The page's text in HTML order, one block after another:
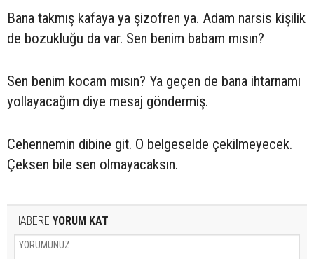
Bana takmış kafaya ya şizofren ya. Adam narsis kişilik
de bozukluğu da var. Sen benim babam mısın?
Sen benim kocam mısın? Ya geçen de bana ihtarnamı
yollayacağım diye mesaj göndermiş.
Cehennemin dibine git. O belgeselde çekilmeyecek.
Çeksen bile sen olmayacaksın.
HABERE YORUM KAT